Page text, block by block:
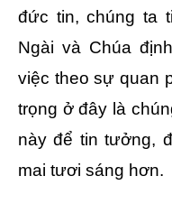
đức tin, chúng ta
Ngài và Chúa
việc theo sự quan
trọng ở đây là
này để tin tưởng,
mai tươi sáng hơn.